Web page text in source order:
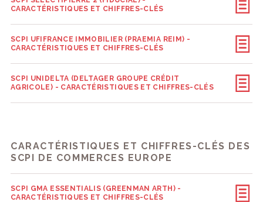
CARACTÉRISTIQUES ET CHIFFRES-CLÉS
SCPI UFIFRANCE IMMOBILIER (PRAEMIA REIM) -
CARACTÉRISTIQUES ET CHIFFRES-CLÉS
SCPI UNIDELTA (DELTAGER GROUPE CRÉDIT
AGRICOLE) - CARACTÉRISTIQUES ET CHIFFRES-CLÉS
CARACTÉRISTIQUES ET CHIFFRES-CLÉS DES
SCPI DE COMMERCES EUROPE
SCPI GMA ESSENTIALIS (GREENMAN ARTH) -
CARACTÉRISTIQUES ET CHIFFRES-CLÉS